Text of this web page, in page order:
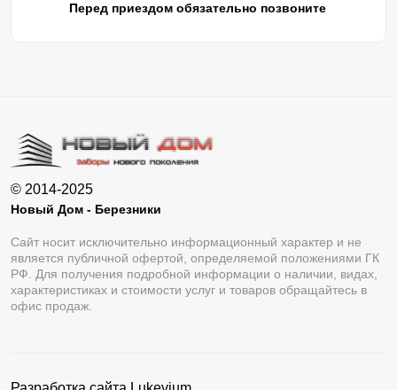
Перед приездом обязательно позвоните
© 2014-2025
Новый Дом - Березники
Сайт носит исключительно информационный характер и не
является публичной офертой, определяемой положениями ГК
РФ. Для получения подробной информации о наличии, видах,
характеристиках и стоимости услуг и товаров обращайтесь в
офис продаж.